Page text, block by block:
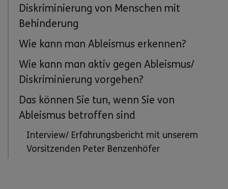
Diskriminierung von Menschen mit
Behinderung
Wie kann man Ableismus erkennen?
Wie kann man aktiv gegen Ableismus/
Diskriminierung vorgehen?
Das können Sie tun, wenn Sie von
Ableismus betroffen sind
Interview/ Erfahrungsbericht mit unserem
Vorsitzenden Peter Benzenhöfer